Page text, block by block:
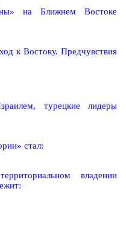
на Ближнем Востоке
к Востоку. Предчувствия
турецкие лидеры
стал:
владении